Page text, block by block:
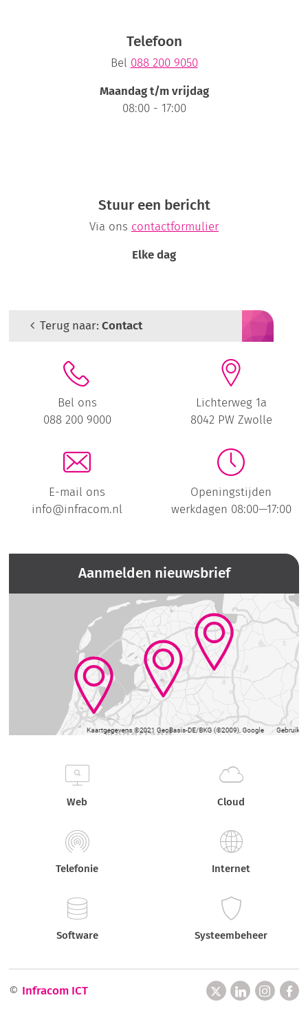
Telefoon
Bel 088 200 9050
Maandag t/m vrijdag
08:00 - 17:00
Stuur een bericht
Via ons contactformulier
Elke dag
Terug naar:Contact
Bel ons
088 200 9000
Lichterweg 1a
8042 PW Zwolle
E-mail ons
info@infracom.nl
Openingstijden
werkdagen 08:00—17:00
Aanmelden nieuwsbrief
Web Cloud
Telefonie Internet
Software Systeembeheer
© Infracom ICT